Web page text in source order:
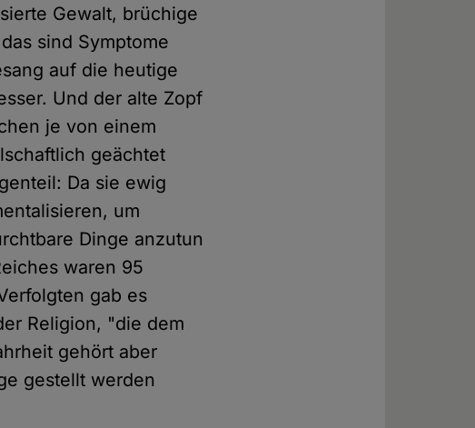
Gewalt, brüchige
sind Symptome
auf die heutige
Und der alte Zopf
je von einem
geächtet
Da sie ewig
um
Dinge anzutun
waren 95
gab es
Religion, "die dem
gehört aber
gestellt werden